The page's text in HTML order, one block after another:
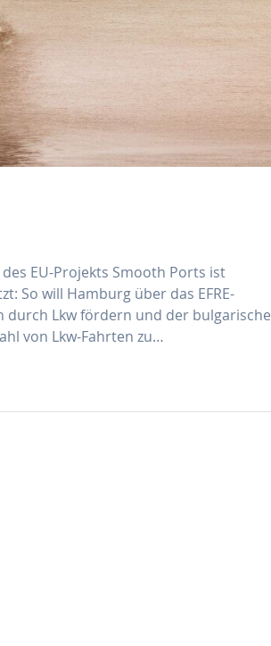
EU-Projekts Smooth Ports ist
So will Hamburg über das EFRE-
durch Lkw fördern und der bulgarische
von Lkw-Fahrten zu…